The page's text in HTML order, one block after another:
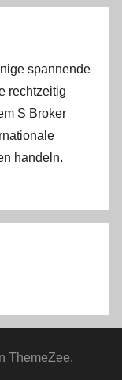
spannende
rechtzeitig
S Broker
handeln.
ThemeZee.